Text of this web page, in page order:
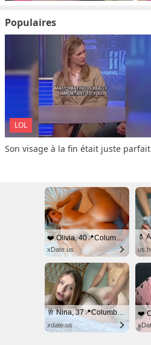
Populaires
LOL
Son visage à la fin était juste parfait